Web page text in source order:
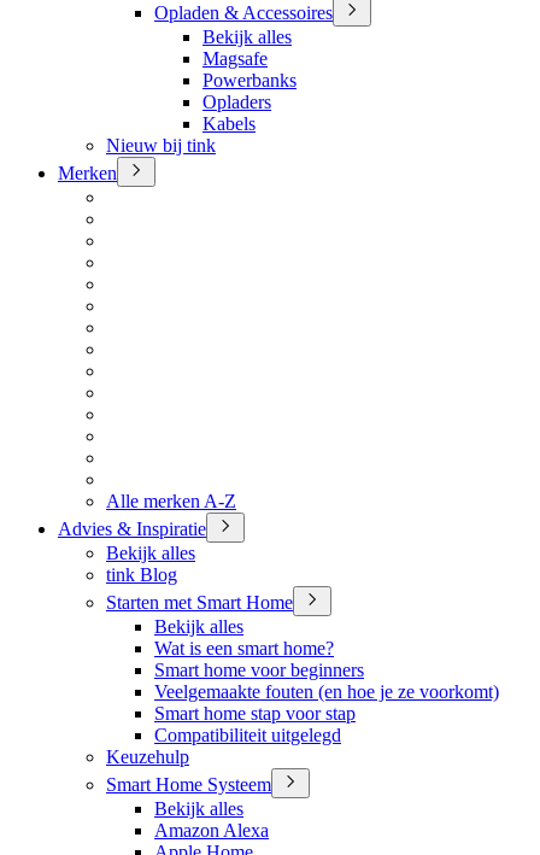
Opladen & Accessoires
Bekijk alles
Magsafe
Powerbanks
Opladers
Kabels
Nieuw bij tink
Merken
Alle merken A-Z
Advies & Inspiratie
Bekijk alles
tink Blog
Starten met Smart Home
Bekijk alles
Wat is een smart home?
Smart home voor beginners
Veelgemaakte fouten (en hoe je ze voorkomt)
Smart home stap voor stap
Compatibiliteit uitgelegd
Keuzehulp
Smart Home Systeem
Bekijk alles
Amazon Alexa